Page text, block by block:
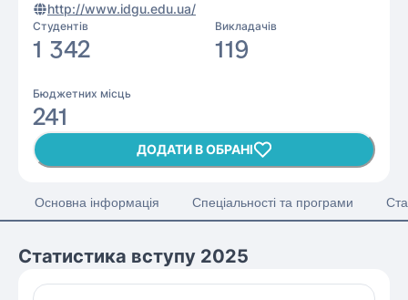
http://www.idgu.edu.ua/
Студентів
1 342
Викладачів
119
Бюджетних місць
241
ДОДАТИ В ОБРАНІ
Основна інформація Спеціальності та програми
Статистика вступу 2025